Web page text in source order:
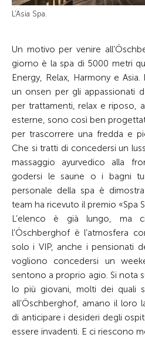
L'Asia Spa.
Un motivo per venire
giorno è la spa di 5000 metri
Energy, Relax, Harmony e Asia.
un onsen per gli appassionati
per trattamenti, relax e riposo,
esterne, sono così ben
per trascorrere una fredda e
Che si tratti di concedersi un
massaggio ayurvedico alla
godersi le saune o i bagni
personale della spa è
team ha ricevuto il premio «Spa
L’elenco è già lungo, ma
l’Öschberghof è l’atmosfera
solo i VIP, anche i pensionati
vogliono concedersi un
sentono a proprio agio. Si nota
lo più giovani, molti dei quali
all’Öschberghof, amano il loro
di anticipare i desideri degli
essere invadenti. E ci riescono